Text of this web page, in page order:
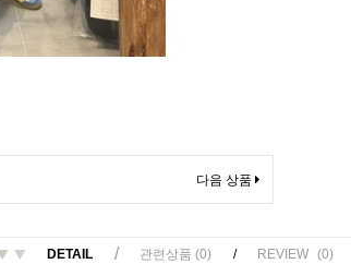
다음 상품
DETAIL / 관련상품 (0) / REVIEW (0)